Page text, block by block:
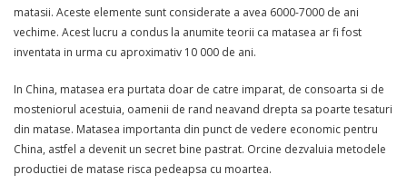
matasii. Aceste elemente sunt considerate a avea 6000-7000 de ani
vechime. Acest lucru a condus la anumite teorii ca matasea ar fi fost
inventata in urma cu aproximativ 10 000 de ani.
In China, matasea era purtata doar de catre imparat, de consoarta si de
mosteniorul acestuia, oamenii de rand neavand drepta sa poarte tesaturi
din matase. Matasea importanta din punct de vedere economic pentru
China, astfel a devenit un secret bine pastrat. Orcine dezvaluia metodele
productiei de matase risca pedeapsa cu moartea.